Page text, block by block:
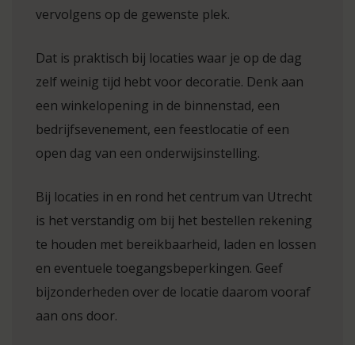
vervolgens op de gewenste plek.
Dat is praktisch bij locaties waar je op de dag
zelf weinig tijd hebt voor decoratie. Denk aan
een winkelopening in de binnenstad, een
bedrijfsevenement, een feestlocatie of een
open dag van een onderwijsinstelling.
Bij locaties in en rond het centrum van Utrecht
is het verstandig om bij het bestellen rekening
te houden met bereikbaarheid, laden en lossen
en eventuele toegangsbeperkingen. Geef
bijzonderheden over de locatie daarom vooraf
aan ons door.